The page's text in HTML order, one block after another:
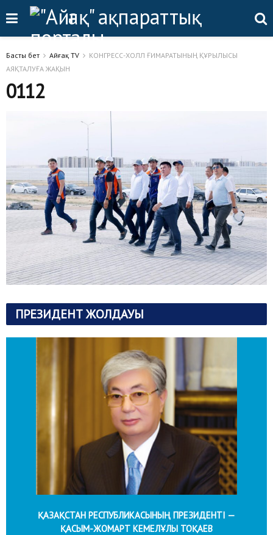
Басты бет Айғақ TV
КОНГРЕСС-ХОЛЛ ҒИМАРАТЫНЫҢ ҚҰРЫЛЫСЫ
АЯҚТАЛУҒА ЖАҚЫН
0112
ПРЕЗИДЕНТ ЖОЛДАУЫ
ҚАЗАҚСТАН РЕСПУБЛИКАСЫНЫҢ ПРЕЗИДЕНТІ —
ҚАСЫМ-ЖОМАРТ КЕМЕЛҰЛЫ ТОҚАЕВ